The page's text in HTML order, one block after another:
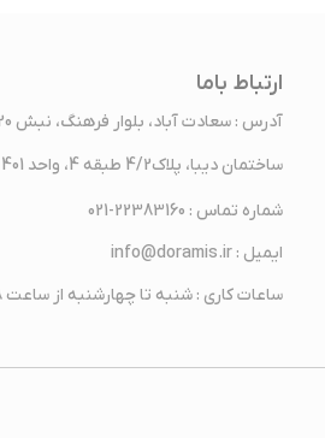
ارتباط باما
ساختمان دیبا، پلاک4/2 طبقه 4، واحد 401
شماره تماس : 22383160-021
ایمیل : info@doramis.ir
ساعات کاری : شنبه تا چهارشنبه از ساعت 8 الی 16